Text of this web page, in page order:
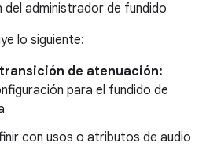
del administrador de fundido
lo siguiente:
de atenuación:
para el fundido de
con usos o atributos de audio